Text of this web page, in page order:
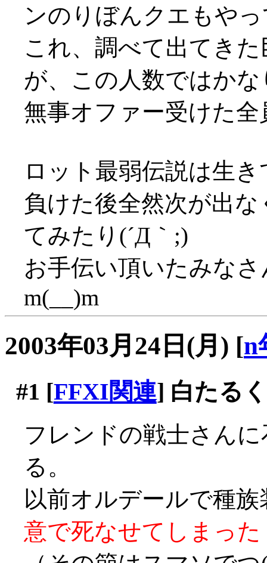
ンのりぼんクエもや
これ、調べて出てき
が、この人数ではかな
無事オファー受けた
ロット最弱伝説は生
負けた後全然次が出
てみたり(´Д｀;)
お手伝い頂いたみな
m(__)m
2003年03月24日(月) [n
#1 [FFXI関連] 白たる
フレンドの戦士さん
る。
以前オルデールで種
意で死なせてしまった